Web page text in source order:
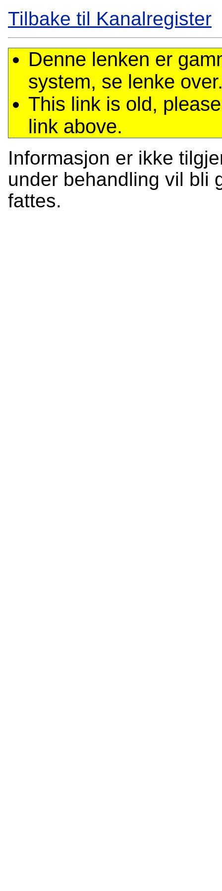
Tilbake til Kanalregister
Denne lenken er
system, se lenke
This link is old,
link above.
Informasjon er ikke
under behandling vil bli
fattes.